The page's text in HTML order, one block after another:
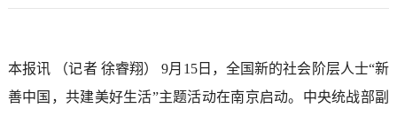
本报讯 （记者 徐睿翔） 9月15日，全国新的社会阶层人士“新
善中国，共建美好生活”主题活动在南京启动。中央统战部副